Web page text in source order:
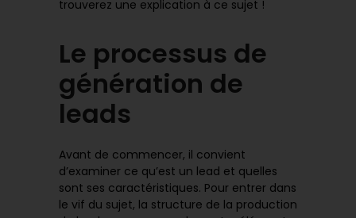
trouverez une explication à ce sujet !
Le processus de
génération de
leads
Avant de commencer, il convient
d’examiner ce qu’est un lead et quelles
sont ses caractéristiques. Pour entrer dans
le vif du sujet, la structure de la production